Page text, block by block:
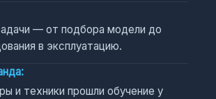
— от подбора модели до
в эксплуатацию.
и техники прошли обучение у